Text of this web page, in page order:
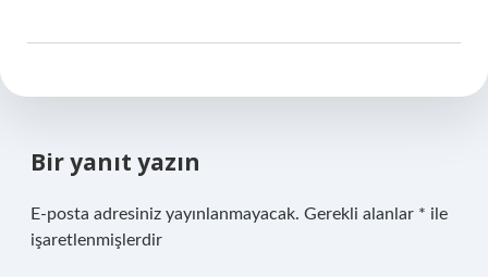
Bir yanıt yazın
E-posta adresiniz yayınlanmayacak. Gerekli alanlar * ile
işaretlenmişlerdir